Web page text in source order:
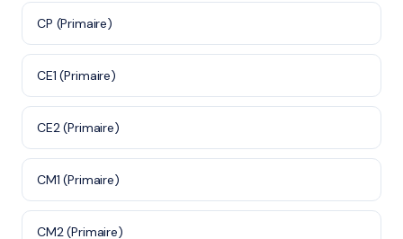
CP (Primaire)
CE1 (Primaire)
CE2 (Primaire)
CM1 (Primaire)
CM2 (Primaire)